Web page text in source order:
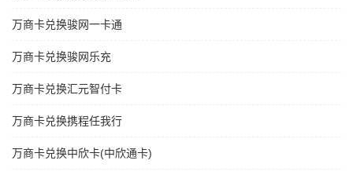
万商卡兑换骏网一卡通
万商卡兑换骏网乐充
万商卡兑换汇元智付卡
万商卡兑换携程任我行
万商卡兑换中欣卡(中欣通卡)